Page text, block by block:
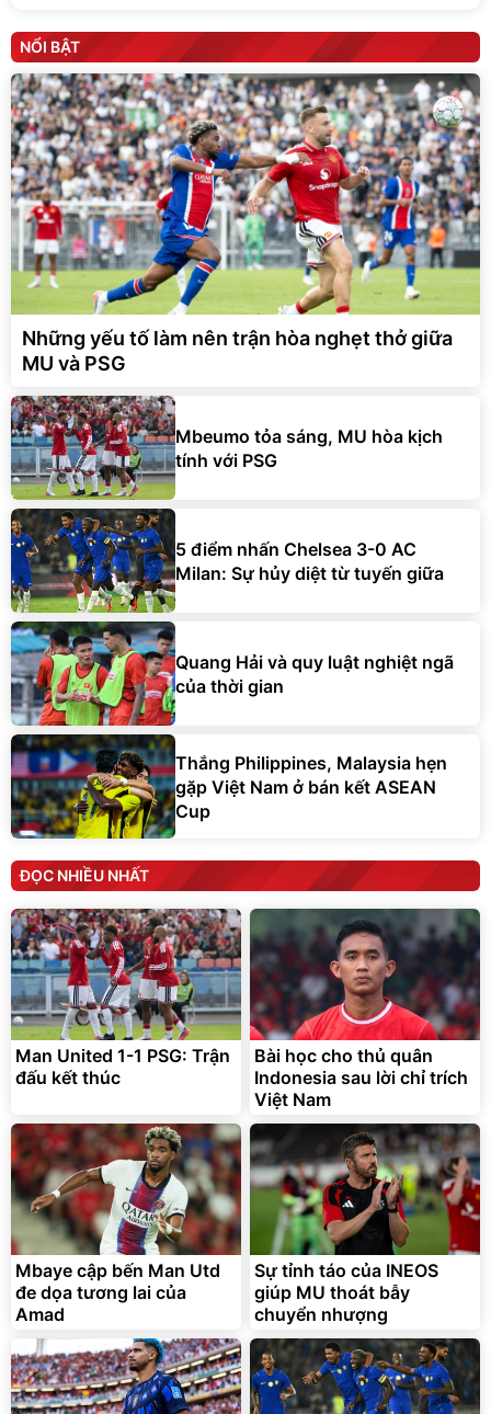
NỔI BẬT
Những yếu tố làm nên trận hòa nghẹt thở giữa
MU và PSG
Mbeumo tỏa sáng, MU hòa kịch
tính với PSG
5 điểm nhấn Chelsea 3-0 AC
Milan: Sự hủy diệt từ tuyến giữa
Quang Hải và quy luật nghiệt ngã
của thời gian
Thắng Philippines, Malaysia hẹn
gặp Việt Nam ở bán kết ASEAN
Cup
ĐỌC NHIỀU NHẤT
Man United 1-1 PSG: Trận
đấu kết thúc
Bài học cho thủ quân
Indonesia sau lời chỉ trích
Việt Nam
Mbaye cập bến Man Utd
đe dọa tương lai của
Amad
Sự tỉnh táo của INEOS
giúp MU thoát bẫy
chuyển nhượng